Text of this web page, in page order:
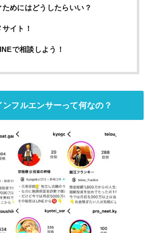
めにはどうしたらいい？
イト！
で相談しよう！
フルエンサーって何なの？